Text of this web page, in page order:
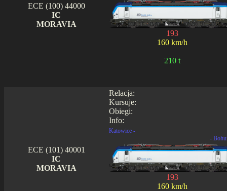
ECE (100) 44000
IC
MORAVIA
193
160 km/h
210 t
Relacja:
Kursuje:
Obiegi:
Info:
ECE (101) 40001
IC
MORAVIA
Katowice -
-
193
160 km/h